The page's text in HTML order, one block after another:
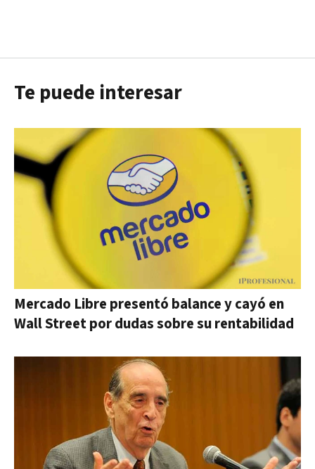
Te puede interesar
Mercado Libre presentó balance y cayó en
Wall Street por dudas sobre su rentabilidad